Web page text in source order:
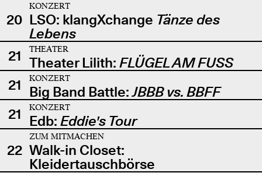
20
KONZERT
LSO: klangXchange Tänze des
Lebens
21
THEATER
Theater Lilith: FLÜGEL AM FUSS
21
KONZERT
Big Band Battle:JBBB vs. BBFF
21
KONZERT
Edb: Eddie's Tour
22
ZUM MITMACHEN
Walk-in Closet:
Kleidertauschbörse